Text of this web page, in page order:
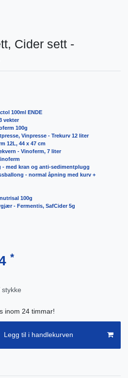
Cider sett -
100ml ENDE
vekter
100g
Vinpresse - Trekurv 12 liter
12L, 44 x 47 cm
- Vinoferm, 7 liter
- med kran og anti-sedimentplugg
- normal åpning med kurv +
100g
- Fermentis, SafCider 5g
*
stykke
inom 24 timmar!
Legg til i handlekurven